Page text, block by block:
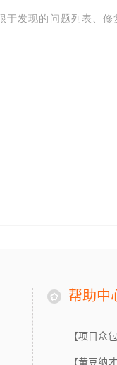
发现的问题列表、修
帮助中
【项目众
【黄豆纳